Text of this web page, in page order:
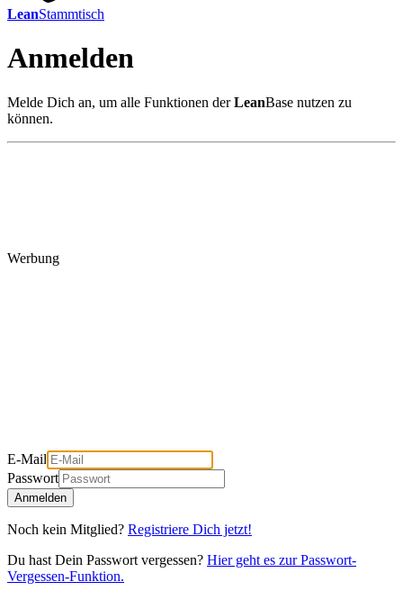
LeanStammtisch
Anmelden
Melde Dich an, um alle Funktionen derLeanBase nutzen zu
können.
Werbung
E-Mail
Passwort
Anmelden
Noch kein Mitglied? Registriere Dich jetzt!
Du hast Dein Passwort vergessen? Hier geht es zur Passwort-
Vergessen-Funktion.